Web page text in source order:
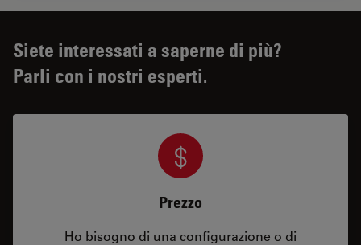
Siete interessati a saperne di più?
Parli con i nostri esperti.
Prezzo
Ho bisogno di una configurazione o di